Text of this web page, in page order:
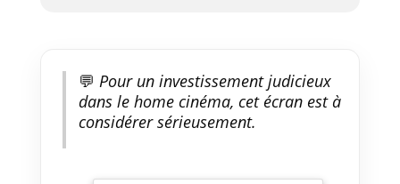
💬 Pour un investissement judicieux
dans le home cinéma, cet écran est à
considérer sérieusement.